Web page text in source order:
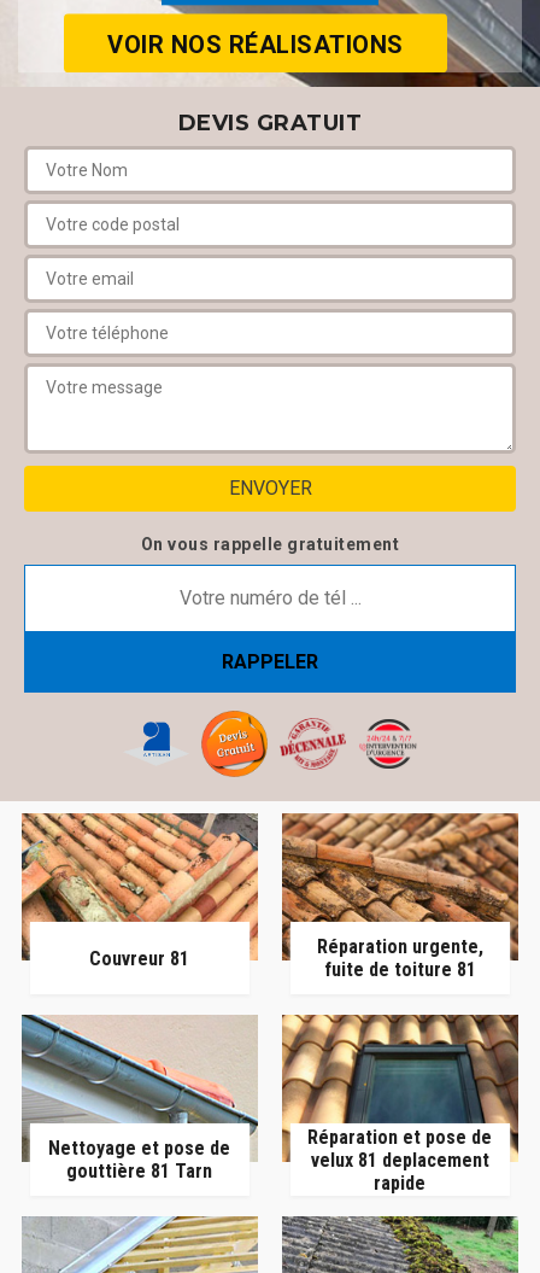
VOIR NOS RÉALISATIONS
DEVIS GRATUIT
On vous rappelle gratuitement
Couvreur 81
Réparation urgente,
fuite de toiture 81
Nettoyage et pose de
gouttière 81 Tarn
Réparation et pose de
velux 81 deplacement
rapide